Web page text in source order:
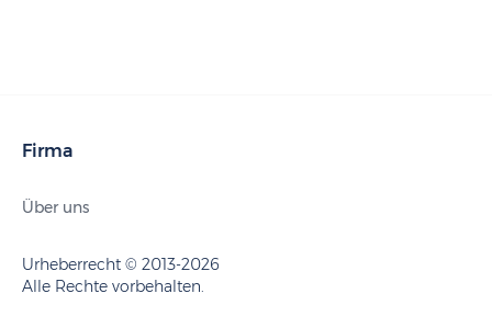
Firma
Über uns
Urheberrecht © 2013-2026
Alle Rechte vorbehalten.